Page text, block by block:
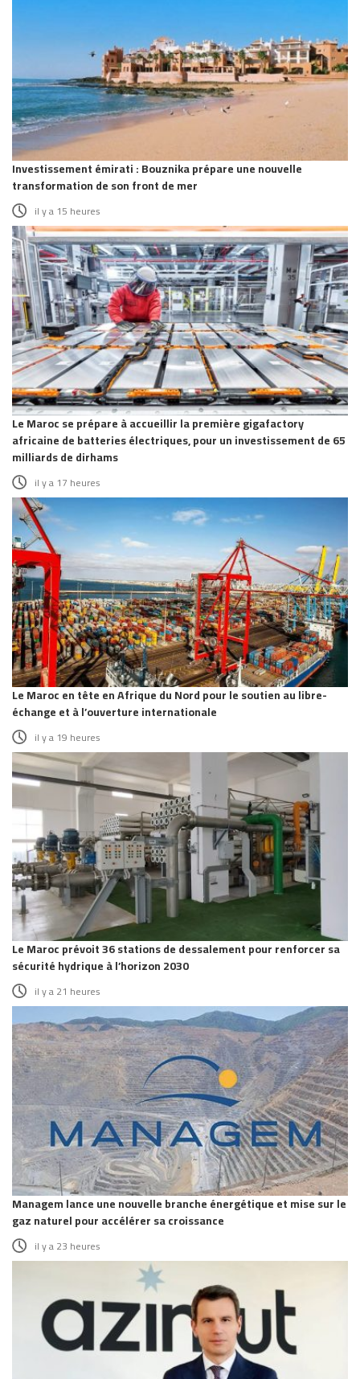
Investissement émirati : Bouznika prépare une nouvelle
transformation de son front de mer
il y a 15 heures
Le Maroc se prépare à accueillir la première gigafactory
africaine de batteries électriques, pour un investissement de 65
milliards de dirhams
il y a 17 heures
Le Maroc en tête en Afrique du Nord pour le soutien au libre-
échange et à l’ouverture internationale
il y a 19 heures
Le Maroc prévoit 36 stations de dessalement pour renforcer sa
sécurité hydrique à l’horizon 2030
il y a 21 heures
Managem lance une nouvelle branche énergétique et mise sur le
gaz naturel pour accélérer sa croissance
il y a 23 heures